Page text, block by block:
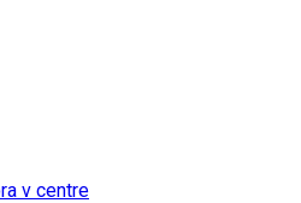
v centre